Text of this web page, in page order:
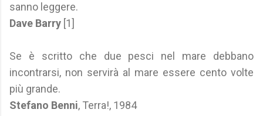
sanno leggere.
Dave Barry [1]
Se è scritto che due pesci nel mare debbano
incontrarsi, non servirà al mare essere cento volte
più grande.
Stefano Benni, Terra!, 1984